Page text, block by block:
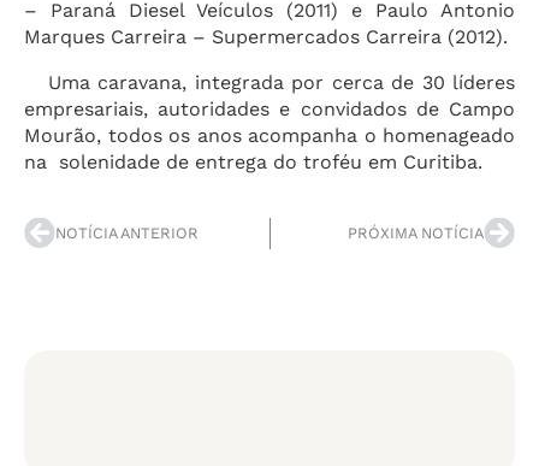
– Paraná Diesel Veículos (2011) e Paulo Antonio
Marques Carreira – Supermercados Carreira (2012).
Uma caravana, integrada por cerca de 30 líderes
empresariais, autoridades e convidados de Campo
Mourão, todos os anos acompanha o homenageado
na solenidade de entrega do troféu em Curitiba.
NOTÍCIA ANTERIOR PRÓXIMA NOTÍCIA